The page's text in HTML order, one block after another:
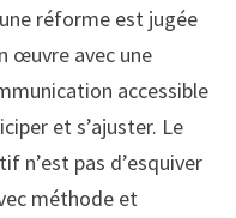
réforme est jugée
œuvre avec une
accessible
et s’ajuster. Le
n’est pas d’esquiver
méthode et